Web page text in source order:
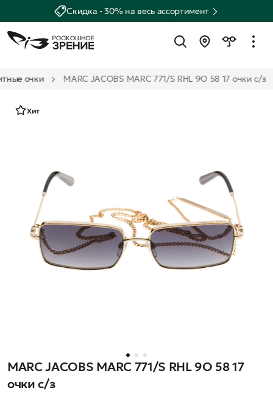
Скидка - 30% на весь ассортимент
очки MARC JACOBS MARC 771/S RHL 9O 58 17 очки с/з
Хит
MARC JACOBS MARC 771/S RHL 9O 58 17
очки с/з